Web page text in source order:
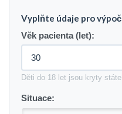
Vyplňte údaje pro
Věk pacienta (let):
Děti do 18 let jsou kryty
Situace: